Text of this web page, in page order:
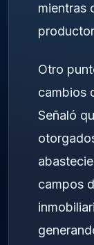
mientras
Otro
cambios
Señaló
campos